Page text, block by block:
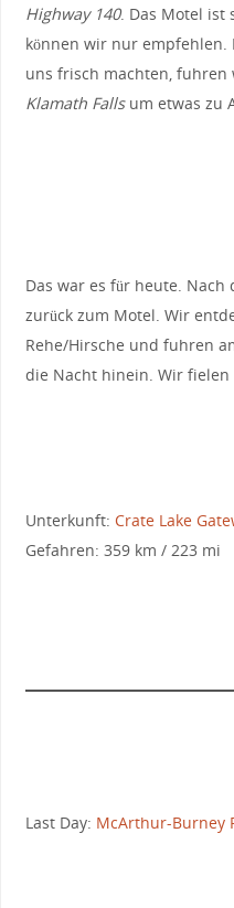
Highway 140. Das Motel ist
können wir nur
uns frisch machten, fuhren
Klamath Fallsum etwas zu
Das war es für heute.
zurück zum Motel. Wir
Rehe/Hirsche und fuhren
die Nacht hinein. Wir
Unterkunft: Crate Lake
Gefahren: 359 km / 223 mi
Last Day: McArthur-Burney